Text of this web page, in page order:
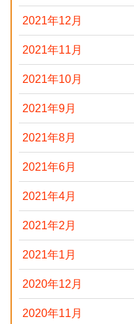
2021年12月
2021年11月
2021年10月
2021年9月
2021年8月
2021年6月
2021年4月
2021年2月
2021年1月
2020年12月
2020年11月